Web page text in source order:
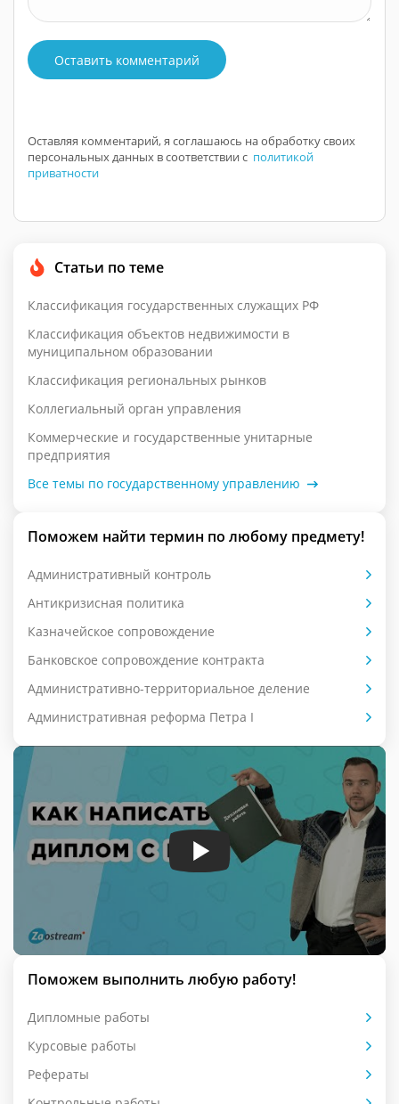
Оставить комментарий
Оставляя комментарий, я соглашаюсь на обработку своих
персональных данных в соответствии с политикой
приватности
Статьи по теме
Классификация государственных служащих РФ
Классификация объектов недвижимости в
муниципальном образовании
Классификация региональных рынков
Коллегиальный орган управления
Коммерческие и государственные унитарные
предприятия
Все темы по государственному управлению
Поможем найти термин по любому предмету!
Административный контроль
Антикризисная политика
Казначейское сопровождение
Банковское сопровождение контракта
Административно-территориальное деление
Административная реформа Петра I
Поможем выполнить любую работу!
Дипломные работы
Курсовые работы
Рефераты